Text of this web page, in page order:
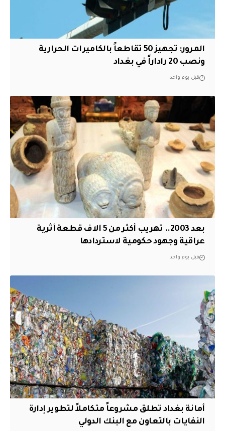
المرور: تجهيز 50 تقاطعاً بالكاميرات الحرارية
ونصب 20 راداراً في بغداد
قبل يوم واحد
بعد 2003.. تهريب أكثر من 5 آلاف قطعة أثرية
عراقية وجهود حكومية لاستردادها
قبل يوم واحد
أمانة بغداد تطلق مشروعاً متكاملاً لتطوير إدارة
النفايات بالتعاون مع البنك الدولي